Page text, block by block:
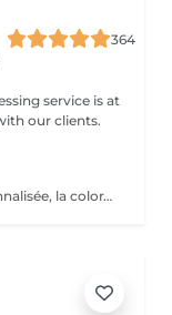
364
our clients.
Le pack comprend une consultation personnalisée, la coloration avec les produits LOREAL PROFESSIONNEL , shampooing et conditionneur spécifiques REDKEN , la coupe IGORANCE ( finitions sur cheveux secs) , les produits de styling REDKEN * Tarifs à titre indicatifs à confirmer après la consultation personnalisée établit auprès de votre coiffeur/stylist/spécialiste * La direction se réserve le droit d’apporter des modifications pour le bon fonctionnement du salon